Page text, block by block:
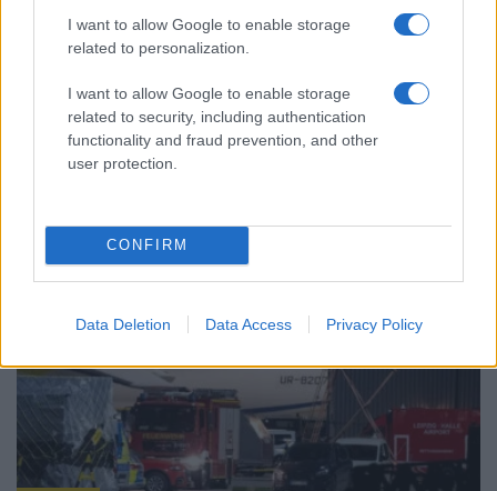
I want to allow Google to enable storage
related to personalization.
I want to allow Google to enable storage
related to security, including authentication
functionality and fraud prevention, and other
user protection.
CONFIRM
Data Deletion Data Access Privacy Policy
Τουρκία: Νομοθετική πρωτοβουλία για ειρήνευση
με το PKK, αμνηστία στους πρώην μαχητές και